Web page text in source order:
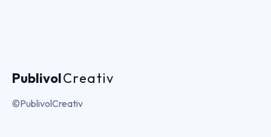
PublivolCreativ
©PublivolCreativ